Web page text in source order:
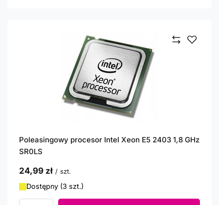
Poleasingowy procesor Intel Xeon E5 2403 1,8 GHz
SR0LS
24,99 zł / szt.
Dostępny (3 szt.)